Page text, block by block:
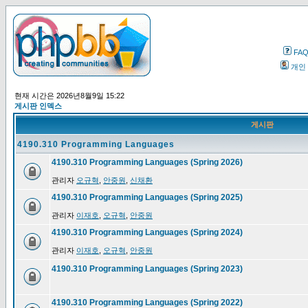
FAQ
개인
현재 시간은 2026년8월9일 15:22
게시판 인덱스
게시판
4190.310 Programming Languages
4190.310 Programming Languages (Spring 2026)
관리자 오규혁 안중원 신채환
4190.310 Programming Languages (Spring 2025)
관리자 이재호 오규혁 안중원
4190.310 Programming Languages (Spring 2024)
관리자 이재호 오규혁 안중원
4190.310 Programming Languages (Spring 2023)
4190.310 Programming Languages (Spring 2022)